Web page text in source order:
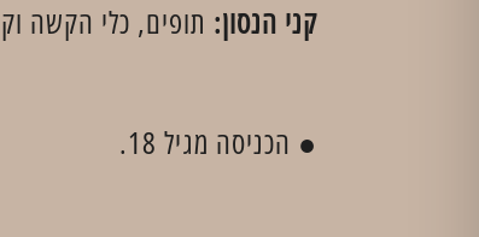
קני הנסון: תופים, כלי הקשה
● הכניסה מגיל 18.